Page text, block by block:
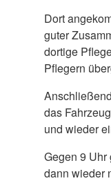
Dort
guter
dortige
Pflegern
das
und wieder
Gegen 9 Uhr
dann wieder